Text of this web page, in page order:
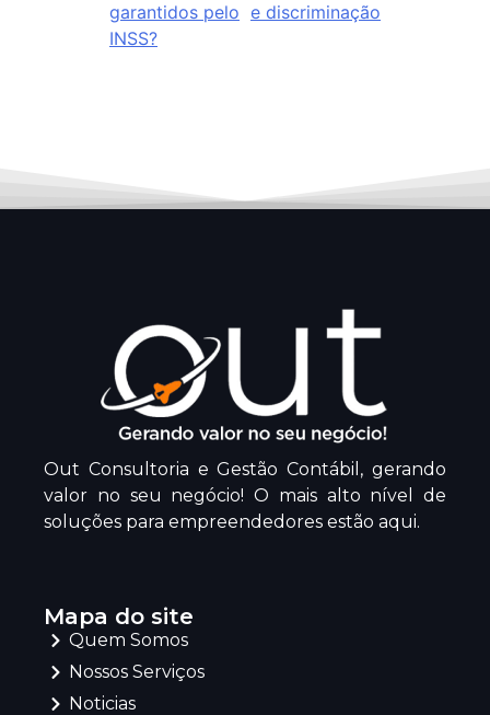
garantidos pelo
INSS?
e discriminação
Out Consultoria e Gestão Contábil, gerando
valor no seu negócio! O mais alto nível de
soluções para empreendedores estão aqui.
Mapa do site
Quem Somos
Nossos Serviços
Noticias